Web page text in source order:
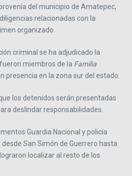
del municipio de Amatepec,
relacionadas con la
organizado.
criminal se ha adjudicado la
miembros de la Familia
presencia en la zona sur del estado.
los detenidos serán presentadas
deslindar responsabilidades.
Guardia Nacional y policía
San Simón de Guerrero hasta
localizar al resto de los